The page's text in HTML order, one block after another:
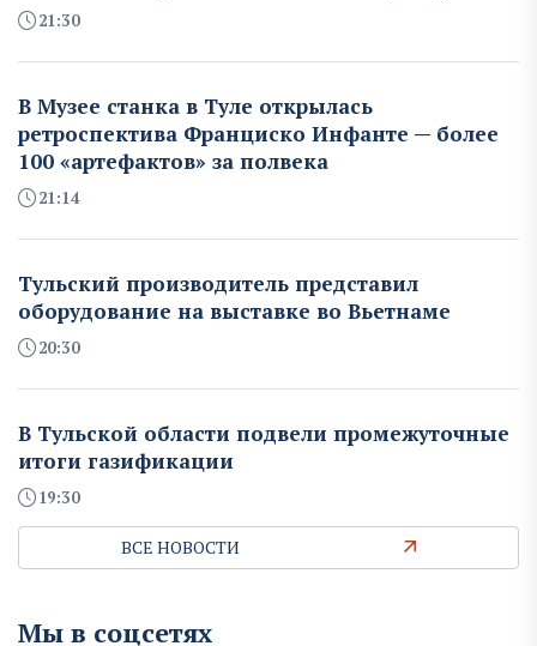
21:30
В Музее станка в Туле открылась
ретроспектива Франциско Инфанте — более
100 «артефактов» за полвека
21:14
Тульский производитель представил
оборудование на выставке во Вьетнаме
20:30
В Тульской области подвели промежуточные
итоги газификации
19:30
ВСЕ НОВОСТИ
Мы в соцсетях